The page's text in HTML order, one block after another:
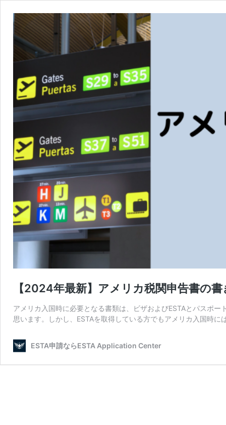
【2024年最新】アメリカ税関申告書の
アメリカ入国時に必要となる書類は、ビザおよびESTAとパスポ
思います。しかし、ESTAを取得している方でもアメリカ入国時
ESTA申請ならESTA Application Center